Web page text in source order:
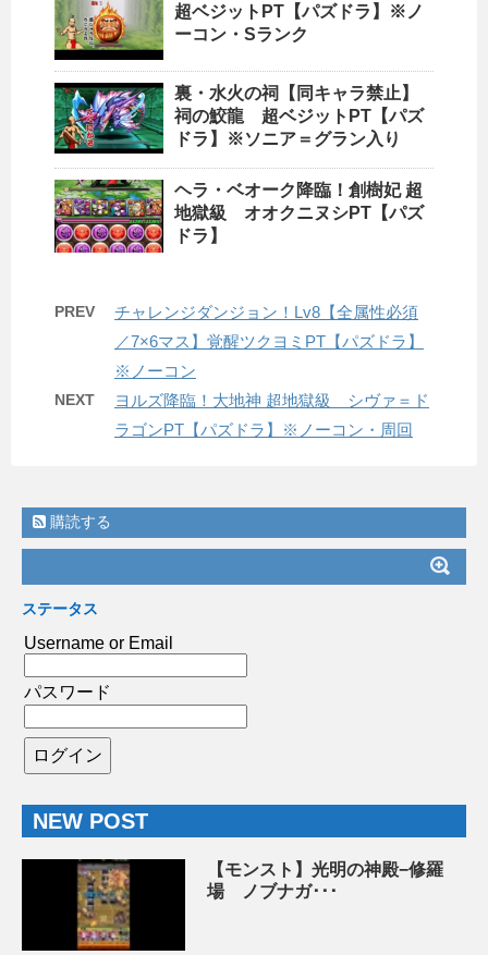
超ベジットPT【パズドラ】※ノ
ーコン・Sランク
裏・水火の祠【同キャラ禁止】
祠の鮫龍 超ベジットPT【パズ
ドラ】※ソニア＝グラン入り
ヘラ・ベオーク降臨！創樹妃 超
地獄級 オオクニヌシPT【パズ
ドラ】
PREV
チャレンジダンジョン！Lv8【全属性必須
／7×6マス】覚醒ツクヨミPT【パズドラ】
※ノーコン
NEXT
ヨルズ降臨！大地神 超地獄級 シヴァ＝ド
ラゴンPT【パズドラ】※ノーコン・周回
購読する
ステータス
Username or Email
パスワード
NEW POST
【モンスト】光明の神殿−修羅
場 ノブナガ･･･